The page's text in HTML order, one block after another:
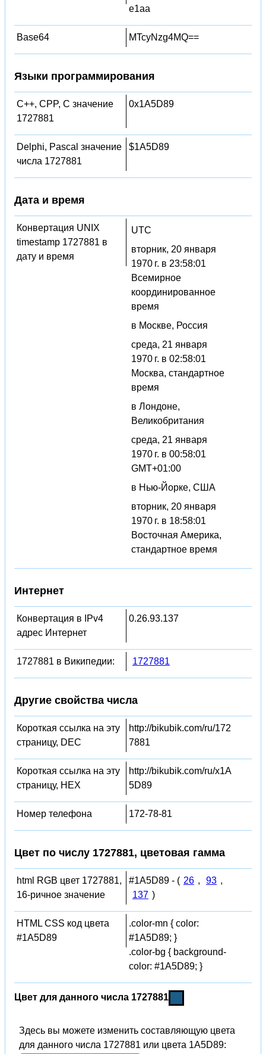
e1aa
Base64 MTcyNzg4MQ==
Языки программирования
C++, CPP, C значение
1727881
0x1A5D89
Delphi, Pascal значение
числа 1727881
$1A5D89
Дата и время
Конвертация UNIX
timestamp 1727881 в
дату и время
UTC
вторник, 20 января
1970 г. в 23:58:01
Всемирное
координированное
время
в Москве, Россия
среда, 21 января
1970 г. в 02:58:01
Москва, стандартное
время
в Лондоне,
Великобритания
среда, 21 января
1970 г. в 00:58:01
GMT+01:00
в Нью-Йорке, США
вторник, 20 января
1970 г. в 18:58:01
Восточная Америка,
стандартное время
Интернет
Конвертация в IPv4
адрес Интернет
0.26.93.137
1727881 в Википедии: 1727881
Другие свойства числа
Короткая ссылка на эту
страницу, DEC
http://bikubik.com/ru/172
7881
Короткая ссылка на эту
страницу, HEX
http://bikubik.com/ru/x1A
5D89
Номер телефона 172-78-81
Цвет по числу 1727881, цветовая гамма
html RGB цвет 1727881,
16-ричное значение
#1A5D89 - ( 26 , 93 ,
137 )
HTML CSS код цвета
#1A5D89
.color-mn { color:
#1A5D89; }
.color-bg { background-
color: #1A5D89; }
Цвет для данного числа 1727881
Здесь вы можете изменить составляющую цвета
для данного числа 1727881 или цвета 1A5D89: